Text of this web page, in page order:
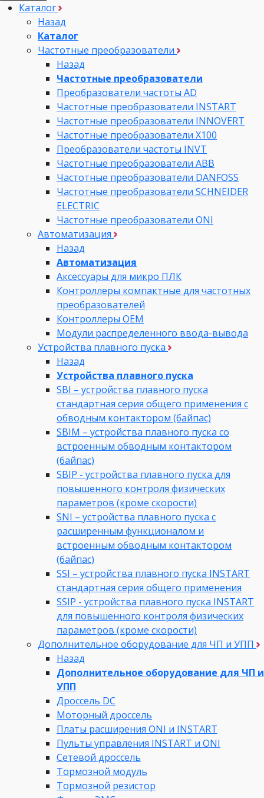
Каталог
Назад
Каталог
Частотные преобразователи
Назад
Частотные преобразователи
Преобразователи частоты AD
Частотные преобразователи INSTART
Частотные преобразователи INNOVERT
Частотные преобразователи Х100
Преобразователи частоты INVT
Частотные преобразователи ABB
Частотные преобразователи DANFOSS
Частотные преобразователи SCHNEIDER
ELECTRIC
Частотные преобразователи ONI
Автоматизация
Назад
Автоматизация
Аксессуары для микро ПЛК
Контроллеры компактные для частотных
преобразователей
Контроллеры ОЕМ
Модули распределенного ввода-вывода
Устройства плавного пуска
Назад
Устройства плавного пуска
SBI – устройства плавного пуска
стандартная серия общего применения с
обводным контактором (байпас)
SBIM – устройства плавного пуска со
встроенным обводным контактором
(байпас)
SBIP - устройства плавного пуска для
повышенного контроля физических
параметров (кроме скорости)
SNI – устройства плавного пуска с
расширенным функционалом и
встроенным обводным контактором
(байпас)
SSI – устройства плавного пуска INSTART
стандартная серия общего применения
SSIP - устройства плавного пуска INSTART
для повышенного контроля физических
параметров (кроме скорости)
Дополнительное оборудование для ЧП и УПП
Назад
Дополнительное оборудование для ЧП и
УПП
Дроссель DC
Моторный дроссель
Платы расширения ONI и INSTART
Пульты управления INSTART и ONI
Сетевой дроссель
Тормозной модуль
Тормозной резистор